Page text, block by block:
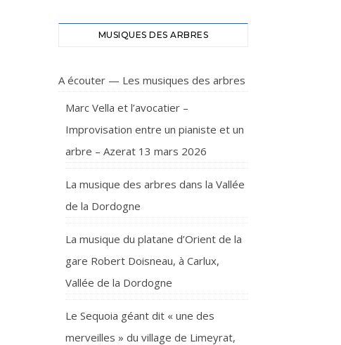
MUSIQUES DES ARBRES
A écouter — Les musiques des arbres
Marc Vella et l’avocatier –
Improvisation entre un pianiste et un
arbre – Azerat 13 mars 2026
La musique des arbres dans la Vallée
de la Dordogne
La musique du platane d’Orient de la
gare Robert Doisneau, à Carlux,
Vallée de la Dordogne
Le Sequoia géant dit « une des
merveilles » du village de Limeyrat,